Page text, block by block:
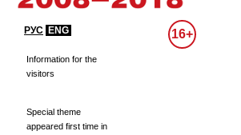
РУС ENG 16+
Information for the
visitors
Special theme
appeared first time in